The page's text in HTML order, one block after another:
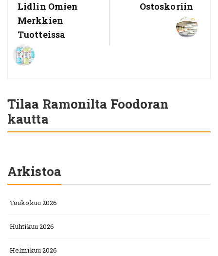
Lidlin Omien
Merkkien
Tuotteissa
Ostoskoriin
Tilaa Ramonilta Foodoran
kautta
Arkistoa
Toukokuu 2026
Huhtikuu 2026
Helmikuu 2026